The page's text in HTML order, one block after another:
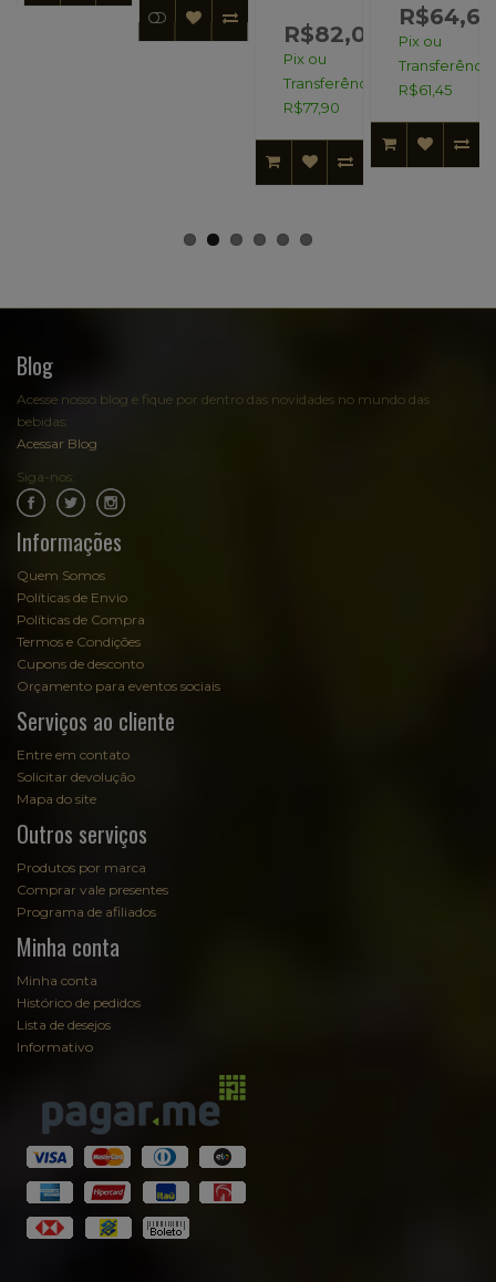
R$82,00
Pix ou
Transferência:
R$77,90
R$64,68
Pix ou
R$61,45
Blog
Acesse nosso blog e fique por dentro das novidades no mundo das
bebidas:
Acessar Blog
Siga-nos:
Informações
Quem Somos
Políticas de Envio
Políticas de Compra
Termos e Condições
Cupons de desconto
Orçamento para eventos sociais
Serviços ao cliente
Entre em contato
Solicitar devolução
Mapa do site
Outros serviços
Produtos por marca
Comprar vale presentes
Programa de afiliados
Minha conta
Minha conta
Histórico de pedidos
Lista de desejos
Informativo